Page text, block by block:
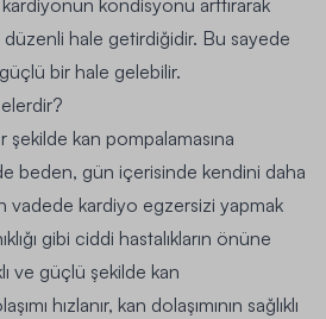
kondisyonu arttırarak
düzenli hale getirdiğidir. Bu sayede
bir hale gelebilir.
şekilde kan pompalamasına
beden, gün içerisinde kendini daha
vadede kardiyo egzersizi yapmak
gibi ciddi hastalıkların önüne
ve güçlü şekilde kan
hızlanır, kan dolaşımının sağlıklı